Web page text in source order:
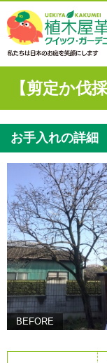
【剪定か伐
お手入れの詳細
BEFORE